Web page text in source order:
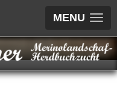
MENU